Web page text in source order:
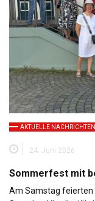
AKTUELLE NACHRICHTEN
24. Juni 2026
Sommerfest mit
Am Samstag feierten